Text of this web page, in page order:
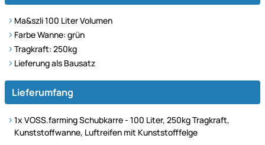
Ma&szli 100 Liter Volumen
Farbe Wanne: grün
Tragkraft: 250kg
Lieferung als Bausatz
Lieferumfang
1x VOSS.farming Schubkarre - 100 Liter, 250kg Tragkraft,
Kunststoffwanne, Luftreifen mit Kunststofffelge